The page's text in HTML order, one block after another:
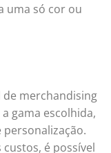
uma só cor ou
merchandising
gama escolhida,
é possível